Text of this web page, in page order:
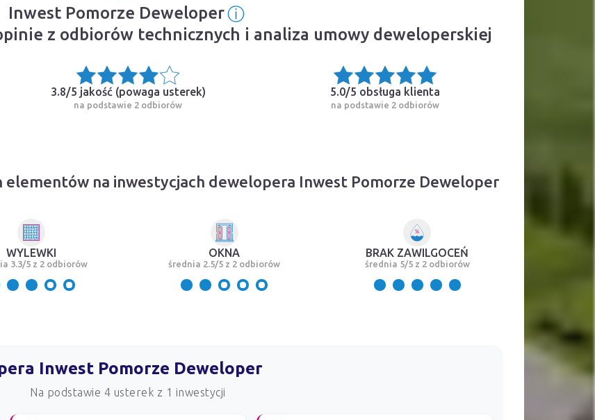
Inwest Pomorze DeweloperⓘInformacja o źródle ocen
z odbiorów technicznych i analiza umowy deweloperskiej
3.8/5 jakość (powaga usterek)
na podstawie 2 odbiorów
5.0/5 obsługa klienta
na podstawie 2 odbiorów
elementów na inwestycjach dewelopera Inwest Pomorze Deweloper
WYLEWKI
3.3/5 z 2 odbiorów
OKNA
średnia 2.5/5 z 2 odbiorów
BRAK ZAWILGOCEŃ
średnia 5/5 z 2 odbiorów
Inwest Pomorze Deweloper
Na podstawie 4 usterek z 1 inwestycji